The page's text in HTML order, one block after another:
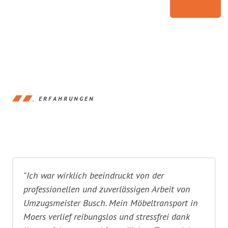
ERFAHRUNGEN
"Ich war wirklich beeindruckt von der
professionellen und zuverlässigen Arbeit von
Umzugsmeister Busch. Mein Möbeltransport in
Moers verlief reibungslos und stressfrei dank